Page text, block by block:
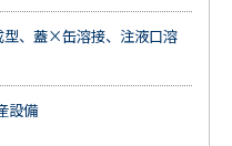
型、蓋×缶溶接、注液口溶
設備